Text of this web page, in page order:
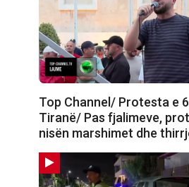
Top Channel/ Protesta e
Tiranë/ Pas fjalimeve,
nisën marshimet dhe